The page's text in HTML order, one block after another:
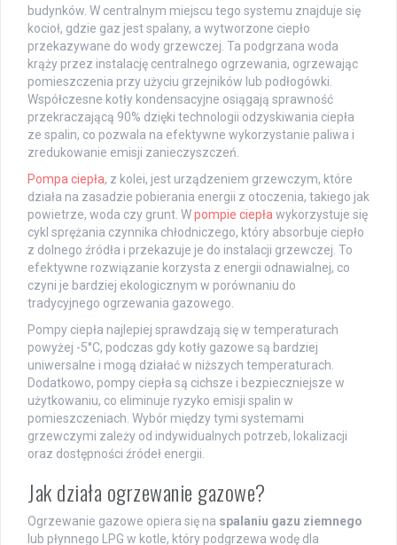
budynków. W centralnym miejscu tego systemu znajduje się
kocioł, gdzie gaz jest spalany, a wytworzone ciepło
przekazywane do wody grzewczej. Ta podgrzana woda
krąży przez instalację centralnego ogrzewania, ogrzewając
pomieszczenia przy użyciu grzejników lub podłogówki.
Współczesne kotły kondensacyjne osiągają sprawność
przekraczającą 90% dzięki technologii odzyskiwania ciepła
ze spalin, co pozwala na efektywne wykorzystanie paliwa i
zredukowanie emisji zanieczyszczeń.
Pompa ciepła, z kolei, jest urządzeniem grzewczym, które
działa na zasadzie pobierania energii z otoczenia, takiego jak
powietrze, woda czy grunt. Wpompie ciepławykorzystuje się
cykl sprężania czynnika chłodniczego, który absorbuje ciepło
z dolnego źródła i przekazuje je do instalacji grzewczej. To
efektywne rozwiązanie korzysta z energii odnawialnej, co
czyni je bardziej ekologicznym w porównaniu do
tradycyjnego ogrzewania gazowego.
Pompy ciepła najlepiej sprawdzają się w temperaturach
powyżej -5°C, podczas gdy kotły gazowe są bardziej
uniwersalne i mogą działać w niższych temperaturach.
Dodatkowo, pompy ciepła są cichsze i bezpieczniejsze w
użytkowaniu, co eliminuje ryzyko emisji spalin w
pomieszczeniach. Wybór między tymi systemami
grzewczymi zależy od indywidualnych potrzeb, lokalizacji
oraz dostępności źródeł energii.
Jak działa ogrzewanie gazowe?
Ogrzewanie gazowe opiera się na spalaniu gazu ziemnego
lub płynnego LPG w kotle, który podgrzewa wodę dla